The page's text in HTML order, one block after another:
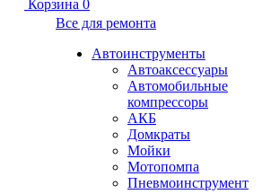
Корзина 0
Все для ремонта
Автоинструменты
Автоаксессуары
Автомобильные
компрессоры
АКБ
Домкраты
Мойки
Мотопомпа
Пневмоинструмент